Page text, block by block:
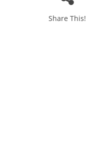
Share This!